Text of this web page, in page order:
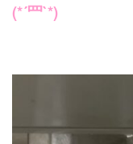
(*´罒`*)